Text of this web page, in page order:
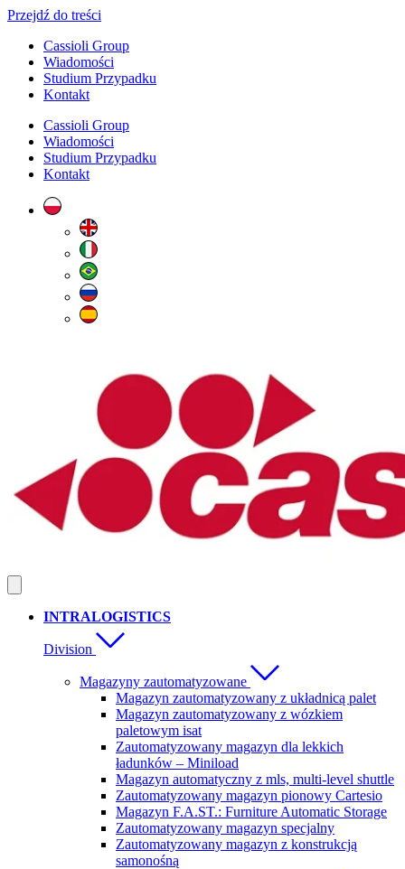
Przejdź do treści
Cassioli Group
Wiadomości
Studium Przypadku
Kontakt
Cassioli Group
Wiadomości
Studium Przypadku
Kontakt
INTRALOGISTICS
Division
Magazyny zautomatyzowane
Magazyn zautomatyzowany z układnicą palet
Magazyn zautomatyzowany z wózkiem
paletowym isat
Zautomatyzowany magazyn dla lekkich
ładunków – Miniload
Magazyn automatyczny z mls, multi-level shuttle
Zautomatyzowany magazyn pionowy Cartesio
Magazyn F.A.ST.: Furniture Automatic Storage
Zautomatyzowany magazyn specjalny
Zautomatyzowany magazyn z konstrukcją
samonośną